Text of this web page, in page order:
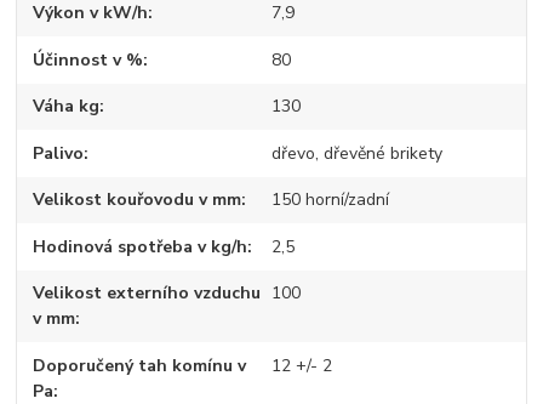
Výkon v kW/h 7,9
Účinnost v % 80
Váha kg 130
Palivo dřevo, dřevěné brikety
Velikost kouřovodu v mm 150 horní/zadní
Hodinová spotřeba v kg/h 2,5
Velikost externího vzduchu
v mm
100
Doporučený tah komínu v
Pa
12 +/- 2